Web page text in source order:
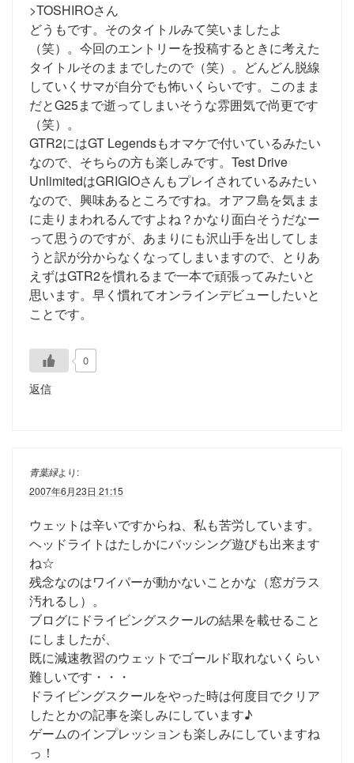
>TOSHIROさん
どうもです。そのタイトルみて笑いましたよ
（笑）。今回のエントリーを投稿するときに考えた
タイトルそのままでしたので（笑）。どんどん脱線
していくサマが自分でも怖いくらいです。このまま
だとG25まで逝ってしまいそうな雰囲気で尚更です
（笑）。
GTR2にはGT Legendsもオマケで付いているみたい
なので、そちらの方も楽しみです。Test Drive
UnlimitedはGRIGIOさんもプレイされているみたい
なので、興味あるところですね。オアフ島を気まま
に走りまわれるんですよね？かなり面白そうだなー
って思うのですが、あまりにも沢山手を出してしま
うと訳が分からなくなってしまいますので、とりあ
えずはGTR2を慣れるまで一本で頑張ってみたいと
思います。早く慣れてオンラインデビューしたいと
ことです。
0
返信
青葉緑より:
2007年6月23日 21:15
ウェットは辛いですからね、私も苦労しています。
ヘッドライトはたしかにバッシング遊びも出来ます
ね☆
残念なのはワイパーが動かないことかな（窓ガラス
汚れるし）。
ブログにドライビングスクールの結果を載せること
にしましたが、
既に減速教習のウェットでゴールド取れないくらい
難しいです・・・
ドライビングスクールをやった時は何度目でクリア
したとかの記事を楽しみにしています♪
ゲームのインプレッションも楽しみにしていますね
っ！